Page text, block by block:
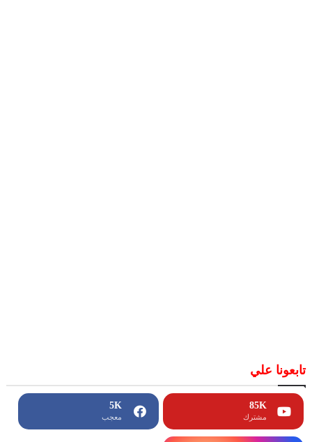
تابعونا علي
85K
مشترك
5K
معجب